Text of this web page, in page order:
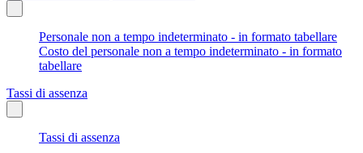
Personale non a tempo indeterminato - in formato tabellare
Costo del personale non a tempo indeterminato - in formato
tabellare
Tassi di assenza
Tassi di assenza